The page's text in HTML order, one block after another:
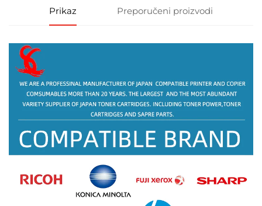
Prikaz Preporučeni proizvodi